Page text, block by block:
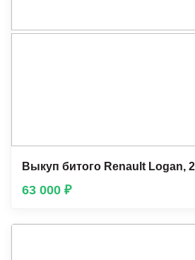
Выкуп битого Renault Lоgan,
63 000 ₽